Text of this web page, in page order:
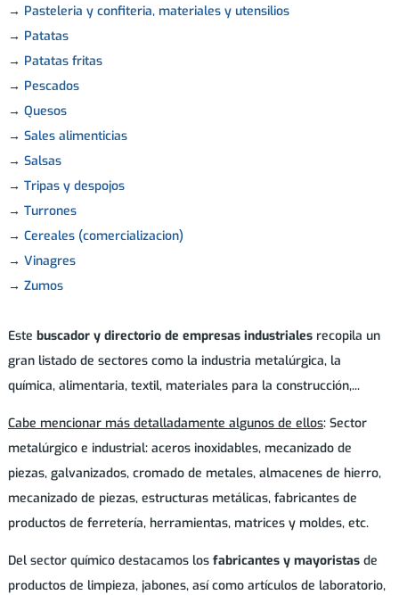
→ Pasteleria y confiteria, materiales y utensilios
→ Patatas
→ Patatas fritas
→ Pescados
→ Quesos
→ Sales alimenticias
→ Salsas
→ Tripas y despojos
→ Turrones
→ Cereales (comercializacion)
→ Vinagres
→ Zumos
Este buscador y directorio de empresas industrialesrecopila un
gran listado de sectores como la industria metalúrgica, la
química, alimentaria, textil, materiales para la construcción,...
Cabe mencionar más detalladamente algunos de ellos: Sector
metalúrgico e industrial: aceros inoxidables, mecanizado de
piezas, galvanizados, cromado de metales, almacenes de hierro,
mecanizado de piezas, estructuras metálicas, fabricantes de
productos de ferretería, herramientas, matrices y moldes, etc.
Del sector químico destacamos los fabricantes y mayoristasde
productos de limpieza, jabones, así como artículos de laboratorio,